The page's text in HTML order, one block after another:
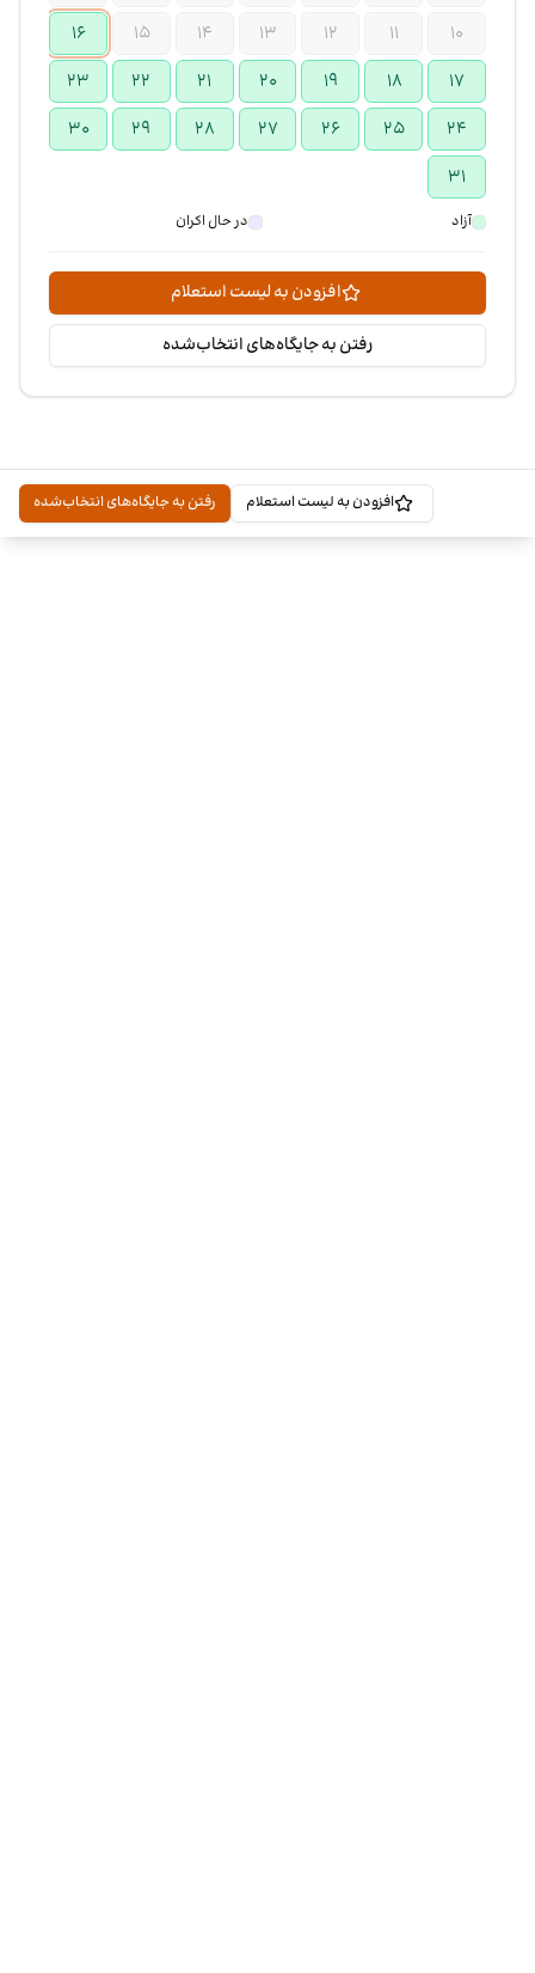
۱۰
۱۱ ۱۲ ۱۳ ۱۴ ۱۵
۱۶
۱۷
۱۸ ۱۹ ۲۰ ۲۱ ۲۲
۲۳
۲۴
۲۵ ۲۶ ۲۷ ۲۸ ۲۹
۳۰
۳۱
آزاد در حال اکران
افزودن به لیست استعلام
رفتن به جایگاه‌های انتخاب‌شده
افزودن به لیست استعلام رفتن به جایگاه‌های انتخاب‌شده